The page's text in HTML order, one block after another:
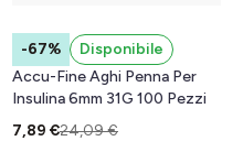
-67%
Disponibile
Accu-Fine Aghi Penna Per
Insulina 6mm 31G 100 Pezzi
7,89 €24,09 €